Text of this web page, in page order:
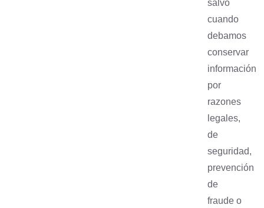
salvo
cuando
debamos
conservar
información
por
razones
legales,
de
seguridad,
prevención
de
fraude o